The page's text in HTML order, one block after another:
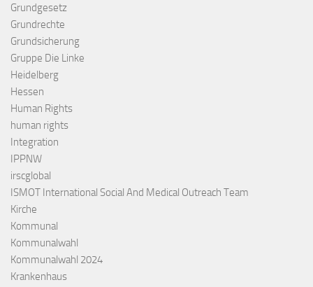
Grundgesetz
Grundrechte
Grundsicherung
Gruppe Die Linke
Heidelberg
Hessen
Human Rights
human rights
Integration
IPPNW
irscglobal
ISMOT International Social And Medical Outreach Team
Kirche
Kommunal
Kommunalwahl
Kommunalwahl 2024
Krankenhaus